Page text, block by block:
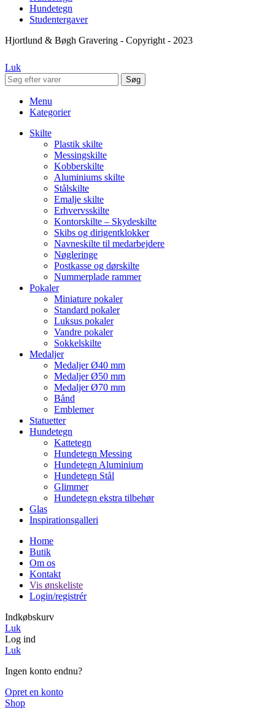
Hundetegn
Studentergaver
Hjortlund & Bøgh Gravering - Copyright - 2023
Luk
Søg
Menu
Kategorier
Skilte
Plastik skilte
Messingskilte
Kobberskilte
Aluminiums skilte
Stålskilte
Emalje skilte
Erhvervsskilte
Kontorskilte – Skydeskilte
Skibs og dirigentklokker
Navneskilte til medarbejdere
Nøgleringe
Postkasse og dørskilte
Nummerplade rammer
Pokaler
Miniature pokaler
Standard pokaler
Luksus pokaler
Vandre pokaler
Sokkelskilte
Medaljer
Medaljer Ø40 mm
Medaljer Ø50 mm
Medaljer Ø70 mm
Bånd
Emblemer
Statuetter
Hundetegn
Kattetegn
Hundetegn Messing
Hundetegn Aluminium
Hundetegn Stål
Glimmer
Hundetegn ekstra tilbehør
Glas
Inspirationsgalleri
Home
Butik
Om os
Kontakt
Vis ønskeliste
Login/registrér
Indkøbskurv
Luk
Log ind
Luk
Ingen konto endnu?
Opret en konto
Shop